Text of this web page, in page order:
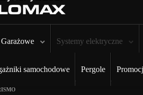
Systemy elektryczne
samochodowe Pergole